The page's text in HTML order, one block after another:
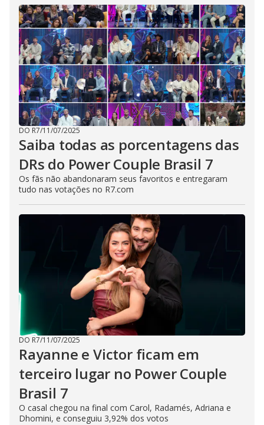
DO R7/11/07/2025
Saiba todas as porcentagens das
DRs do Power Couple Brasil 7
Os fãs não abandonaram seus favoritos e entregaram
tudo nas votações no R7.com
DO R7/11/07/2025
Rayanne e Victor ficam em
terceiro lugar no Power Couple
Brasil 7
O casal chegou na final com Carol, Radamés, Adriana e
Dhomini, e conseguiu 3,92% dos votos